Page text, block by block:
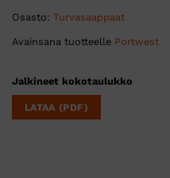
Osasto: Turvasaappaat
Avainsana tuotteelle Portwest
Jalkineet kokotaulukko
LATAA (PDF)